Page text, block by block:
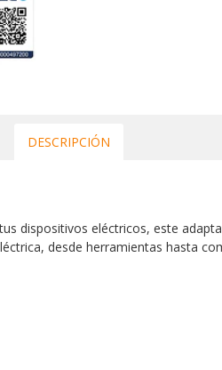
DESCRIPCIÓN
dispositivos eléctricos, este
desde herramientas hasta